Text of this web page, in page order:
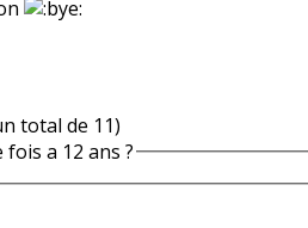
total de 11)
a 12 ans ?